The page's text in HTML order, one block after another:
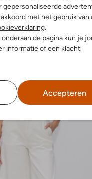
gepersonaliseerde
met het gebruik van
.
de pagina kun je
informatie of een klacht
Accepteren